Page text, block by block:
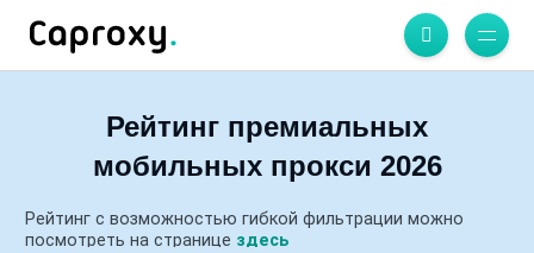
Рейтинг премиальных
мобильных прокси 2026
Рейтинг с возможностью гибкой фильтрации можно
посмотреть на странице здесь